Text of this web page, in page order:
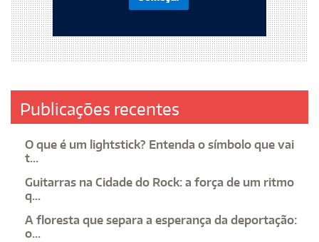
Publicações recentes
O que é um lightstick? Entenda o símbolo que vai
t...
Guitarras na Cidade do Rock: a força de um ritmo
q...
A floresta que separa a esperança da deportação:
o...